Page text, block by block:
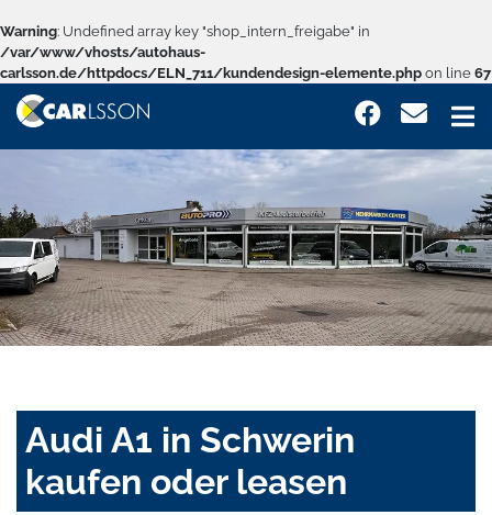
Warning: Undefined array key "shop_intern_freigabe" in
/var/www/vhosts/autohaus-
carlsson.de/httpdocs/ELN_711/kundendesign-elemente.php on line 67
Audi A1 in Schwerin
kaufen oder leasen